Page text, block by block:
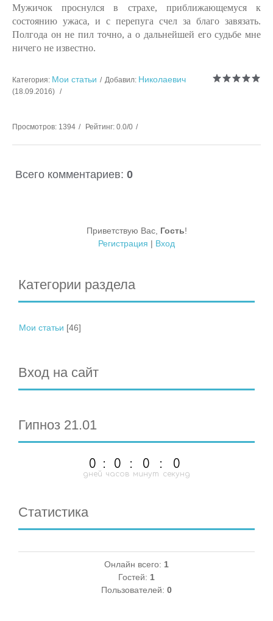
Мужичок проснулся в страхе, приближающемуся к
состоянию ужаса, и с перепуга счел за благо завязать.
Полгода он не пил точно, а о дальнейшей его судьбе мне
ничего не известно.
Категория: Мои статьи Добавил: Николаевич
(18.09.2016)
Просмотров: 1394 Рейтинг: 0.0/0
Всего комментариев: 0
Приветствую Вас, Гость!
Регистрация | Вход
Категории раздела
Мои статьи [46]
Вход на сайт
Гипноз 21.01
0
дней
: 0
часов
: 0
минут
: 0
секунд
Статистика
Онлайн всего: 1
Гостей: 1
Пользователей: 0